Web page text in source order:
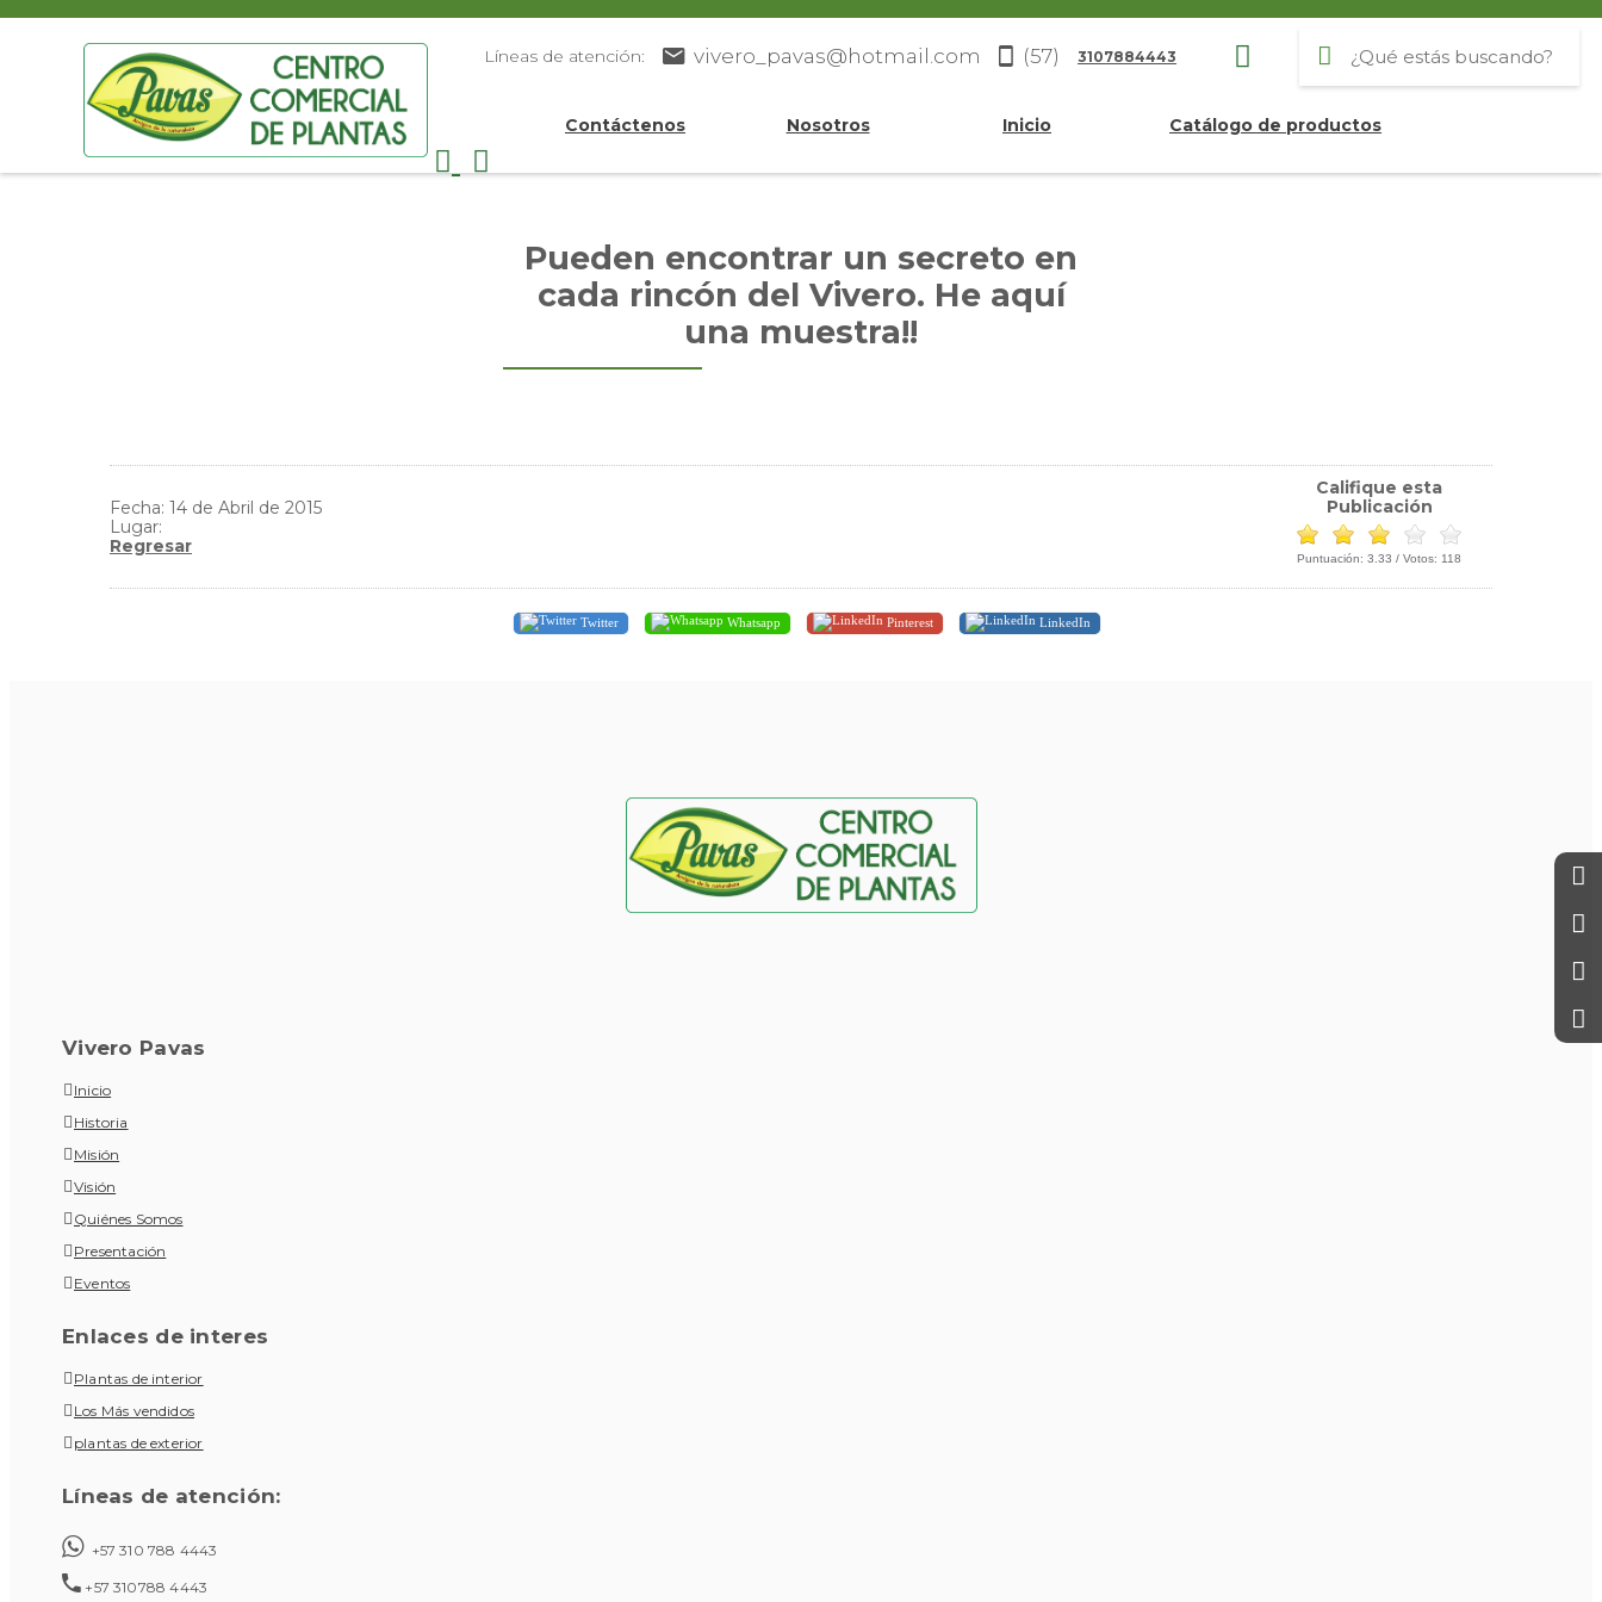
Líneas de atención: vivero_pavas@hotmail.com (57) 3107884443
Contáctenos Nosotros Inicio Catálogo de productos
Pueden encontrar un secreto en
cada rincón del Vivero. He aquí
una muestra!!
Fecha: 14 de Abril de 2015
Lugar:
Regresar
Califique esta
Publicación
Puntuación: 3.33 / Votos: 118
Twitter Whatsapp Pinterest LinkedIn
Vivero Pavas
Inicio
Historia
Misión
Visión
Quiénes Somos
Presentación
Eventos
Enlaces de interes
Plantas de interior
Los Más vendidos
plantas de exterior
Líneas de atención:
+57 310 788 4443
+57 310788 4443